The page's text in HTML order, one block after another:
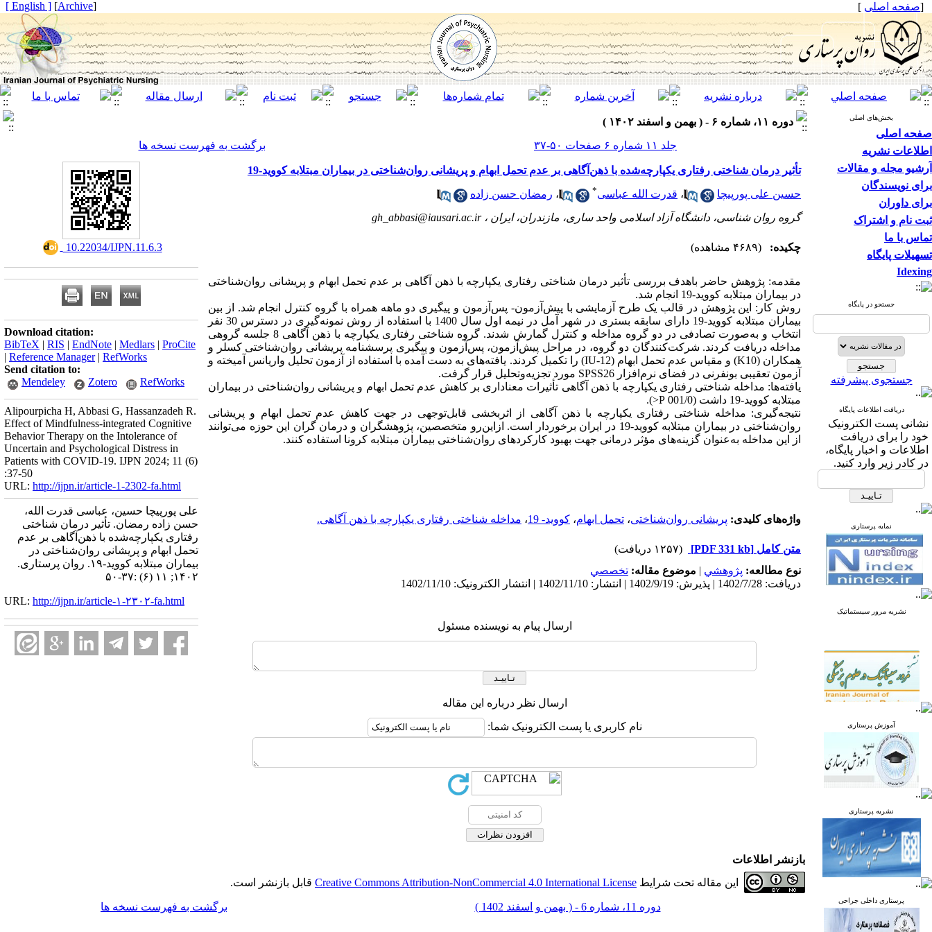
[صفحه اصلی ]
[
Archive
]
[ English ]
بخش‌های اصلی
صفحه اصلی
اطلاعات نشریه
آرشیو مجله و مقالات
برای نویسندگان
برای داوران
ثبت نام و اشتراک
تماس با ما
تسهیلات پایگاه
Idexing
جستجو در پایگاه
جستجوی پیشرفته
دریافت اطلاعات پایگاه
نشانی پست الکترونیک
خود را برای دریافت
اطلاعات و اخبار پایگاه،
در کادر زیر وارد کنید.
نمایه پرستاری
نشریه مرور سیستماتیک
آموزش پرستاری
نشریه پرستاری
پرستاری داخلی جراحی
دوره ۱۱، شماره ۶ - ( بهمن و اسفند ۱۴۰۲ )
جلد ۱۱ شماره ۶ صفحات ۵۰-۳۷
برگشت به فهرست نسخه ها
تأثیر درمان شناختی رفتاری یکپارچه‌شده با ذهن‌آگاهی بر عدم تحمل ابهام و پریشانی روان‌شناختی در بیماران مبتلابه کووید-19
حسین علی پورپیچا ، قدرت الله عباسی* ، رمضان حسن زاده
گروه روان شناسی، دانشگاه آزاد اسلامی واحد ساری، مازندران، ایران ،gh_abbasi@iausari.ac.ir
چکیده: (۴۶۸۹ مشاهده)
مقدمه: پژوهش حاضر باهدف بررسی تأثیر درمان شناختی رفتاری یکپارچه با ذهن آگاهی بر عدم تحمل ابهام و پریشانی روان‌شناختی
در بیماران مبتلابه کووید-19 انجام شد.
روش کار: این پژوهش در قالب یک طرح آزمایشی با پیش‌آزمون- پس‌آزمون و پیگیری دو ماهه همراه با گروه کنترل انجام شد. از بین
بیماران مبتلابه کووید-19 دارای سابقه بستری در شهر آمل در نیمه اول سال 1400 با استفاده از روش نمونه‌گیری در دسترس 30 نفر
انتخاب و به‌صورت تصادفی در دو گروه مداخله و کنترل گمارش شدند. گروه­­ شناختی رفتاری یکپارچه با ذهن آگاهی 8 جلسه گروهی
مداخله­ دریافت کردند. شرکت‌کنندگان دو گروه، در مراحل پیش‌آزمون، پس‌آزمون و پیگیری پرسشنامه پریشانی روان‌شناختی کسلر و
همکاران (K10) و مقیاس عدم تحمل ابهام (IU-12) را تکمیل کردند. یافته‌های به دست آمده با استفاده از آزمون تحلیل واریانس آمیخته و
آزمون تعقیبی بونفرنی در فضای نرم‌افزار SPSS26 مورد تجزیه‌وتحلیل قرار گرفت.
یافته‌ها: مداخله­ شناختی رفتاری یکپارچه با ذهن آگاهی تأثیرات معناداری بر کاهش عدم تحمل ابهام و پریشانی روان‌شناختی در بیماران
مبتلابه کووید-19 داشت (001/0 P<).
نتیجه‌گیری: مداخله‌ شناختی رفتاری یکپارچه با ذهن آگاهی از اثربخشی قابل‌توجهی در جهت کاهش عدم تحمل ابهام و پریشانی
روان‌شناختی در بیماران مبتلابه کووید-19 در ایران برخوردار است. ازاین‌رو متخصصین، پژوهشگران و درمان گران این حوزه می‌توانند
از این مداخله‌ به‌عنوان گزینه‌های مؤثر درمانی جهت بهبود کارکردهای روان‌شناختی بیماران مبتلابه کرونا استفاده کنند.
واژه‌های کلیدی: پریشانی روان‌شناختی، تحمل ابهام، کووید- 19 ، مداخله‌ شناختی رفتاری یکپارچه با ذهن آگاهی.
متن کامل [PDF 331 kb]
(۱۲۵۷ دریافت)
نوع مطالعه: پژوهشي | موضوع مقاله: تخصصي
دریافت: 1402/7/28 | پذیرش: 1402/9/19 | انتشار: 1402/11/10 | انتشار الکترونیک: 1402/11/10
ارسال پیام به نویسنده مسئول
ارسال نظر درباره این مقاله
نام کاربری یا پست الکترونیک شما:
‎ 10.22034/IJPN.11.6.3
Download citation:
BibTeX | RIS | EndNote | Medlars | ProCite
| Reference Manager| RefWorks
Send citation to:
Mendeley
Zotero RefWorks
Alipourpicha H, Abbasi G, Hassanzadeh R.
Effect of Mindfulness-integrated Cognitive
Behavior Therapy on the Intolerance of
Uncertain and Psychological Distress in
Patients with COVID-19. IJPN 2024; 11 (6)
:37-50
URL: http://ijpn.ir/article-1-2302-fa.html
علی پورپیچا حسین، عباسی قدرت الله،
حسن زاده رمضان. تأثیر درمان شناختی
رفتاری یکپارچه‌شده با ذهن‌آگاهی بر عدم
تحمل ابهام و پریشانی روان‌شناختی در
بیماران مبتلابه کووید-۱۹. روان پرستاری.
۱۴۰۲; ۱۱ (۶) :۳۷-۵۰
URL: http://ijpn.ir/article-۱-۲۳۰۲-fa.html
بازنشر اطلاعات
این مقاله تحت شرایط Creative Commons Attribution-NonCommercial 4.0 International License قابل بازنشر است.
دوره 11، شماره 6 - ( بهمن و اسفند 1402 ) برگشت به فهرست نسخه ها